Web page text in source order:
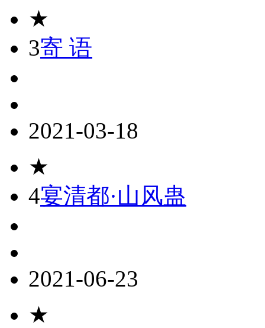
★
3寄 语
2021-03-18
★
4宴清都·山风蛊
2021-06-23
★